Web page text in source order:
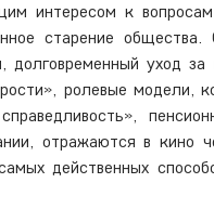
интересом к
старение
долговременный уход
ролевые модели,
отражаются в кино
действенных